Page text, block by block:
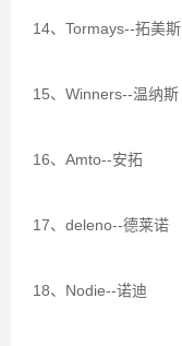
14、Tormays--拓美斯
15、Winners--温纳斯
16、Amto--安拓
17、deleno--德莱诺
18、Nodie--诺迪